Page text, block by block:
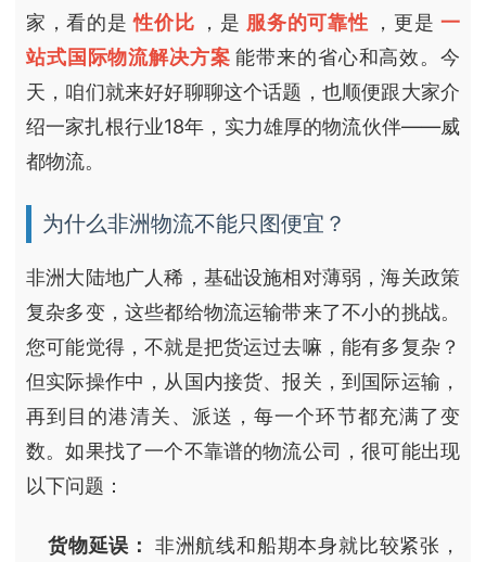
家，看的是性价比 ，是 服务的可靠性 ，更是一
站式国际物流解决方案能带来的省心和高效。今
天，咱们就来好好聊聊这个话题，也顺便跟大家介
绍一家扎根行业18年，实力雄厚的物流伙伴——威
都物流。
为什么非洲物流不能只图便宜？
非洲大陆地广人稀，基础设施相对薄弱，海关政策
复杂多变，这些都给物流运输带来了不小的挑战。
您可能觉得，不就是把货运过去嘛，能有多复杂？
但实际操作中，从国内接货、报关，到国际运输，
再到目的港清关、派送，每一个环节都充满了变
数。如果找了一个不靠谱的物流公司，很可能出现
以下问题：
货物延误： 非洲航线和船期本身就比较紧张，